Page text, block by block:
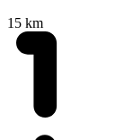
15 km